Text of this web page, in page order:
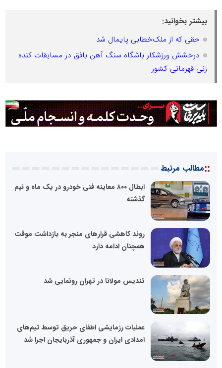
بیشتر بخوانید:
حقی که از ملک‌خطابی پایمال شد
درخشش ورزشکار باشگاه سنگ آهن بافق در مسابقات کنده
زنی قهرمانی کشور
::مطالب مرتبط
ابطال ۸۰۰ معاینه فنی خودرو در یک ماه و نیم
گذشته
روند کاهشی قرار‌های منجر به بازداشت موقت
همچنان ادامه دارد
تندیس مولانا در تهران رونمایی شد
عملیات رزمایشی اطفای حریق توسط تیم‌های
امدادی ایران و جمهوری آذربایجان اجرا شد